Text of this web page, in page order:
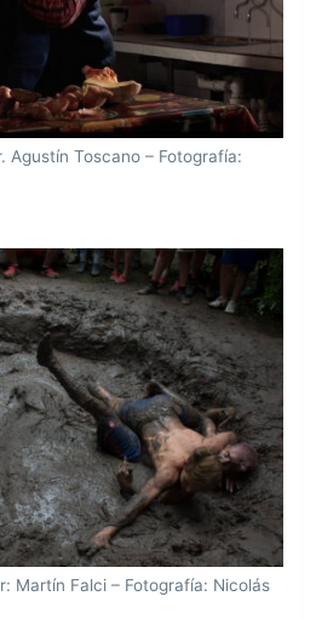
Agustín Toscano – Fotografía:
Martín Falci – Fotografía: Nicolás